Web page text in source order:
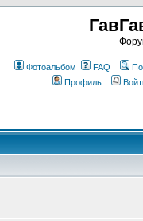
Фотоальбом FAQ
Профиль